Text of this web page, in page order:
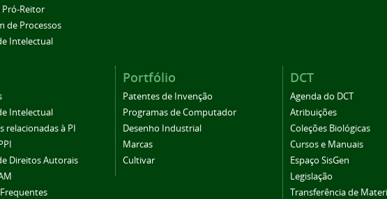
Reitor
de Processos
Intelectual
Intelectual
relacionadas à PI
Direitos Autorais
Portfólio
Patentes de Invenção
Programas de Computador
Desenho Industrial
Marcas
Cultivar
DCT
Agenda do DCT
Atribuições
Coleções Biológicas
Cursos e Manuais
Espaço SisGen
Legislação
Transferência de